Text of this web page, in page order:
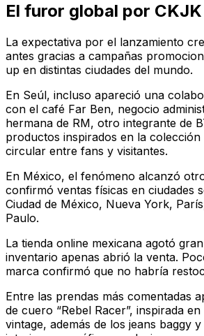
El furor global por CKJK
La expectativa por el lanzamiento
antes gracias a campañas
up en distintas ciudades del mundo.
En Seúl, incluso apareció una
con el café Far Ben, negocio
hermana de RM, otro integrante de
productos inspirados en la
circular entre fans y visitantes.
En México, el fenómeno alcanzó
confirmó ventas físicas en ciudades
Ciudad de México, Nueva York,
Paulo.
La tienda online mexicana agotó
inventario apenas abrió la venta.
marca confirmó que no habría
Entre las prendas más comentadas
de cuero “Rebel Racer”, inspirada
vintage, además de los jeans baggy